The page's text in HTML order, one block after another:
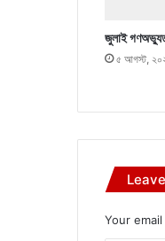
জুলাই
৫ আগস্ট,
Your